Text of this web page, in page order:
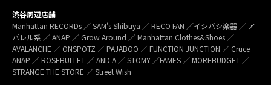
渋谷周辺店舗
Manhattan RECORDs ／ SAM’s Shibuya ／ RECO FAN ／イシバシ楽器 ／ ア
パレル系 ／ ANAP ／ Grow Around ／ Manhattan Clothes&Shoes ／
AVALANCHE ／ ONSPOTZ ／ PAJABOO ／ FUNCTION JUNCTION ／ Cruce
ANAP ／ ROSEBULLET ／ AND A ／ STOMY ／FAMES ／ MOREBUDGET ／
STRANGE THE STORE ／ Street Wish